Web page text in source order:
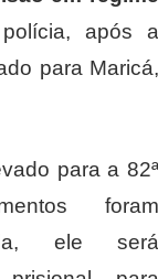
após a
para Maricá,
para a 82ª
foram
ele será